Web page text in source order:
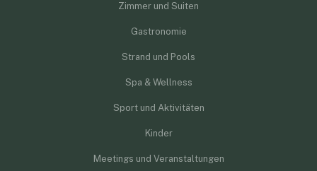
Zimmer und Suiten
Gastronomie
Strand und Pools
Spa & Wellness
Sport und Aktivitäten
Kinder
Meetings und Veranstaltungen